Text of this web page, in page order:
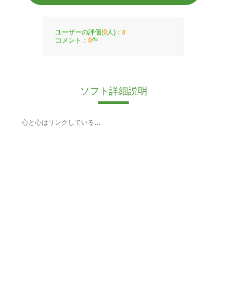
ユーザーの評価(0 人)： 0
コメント： 0件
ソフト詳細説明
心と心はリンクしている…